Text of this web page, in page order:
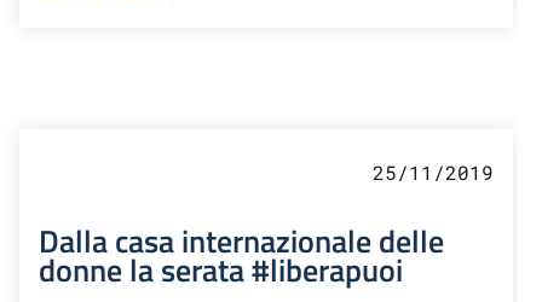
25/11/2019
Dalla casa internazionale delle
donne la serata #liberapuoi